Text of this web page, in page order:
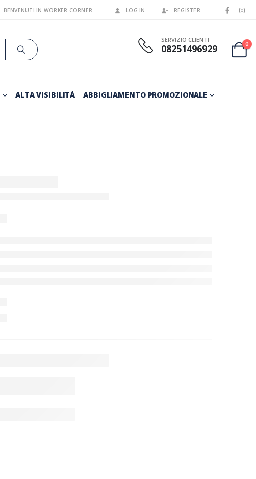
BENVENUTI IN WORKER CORNER LOG IN REGISTER
SERVIZIO CLIENTI
08251496929 0
ALTA VISIBILITÀ ABBIGLIAMENTO PROMOZIONALE